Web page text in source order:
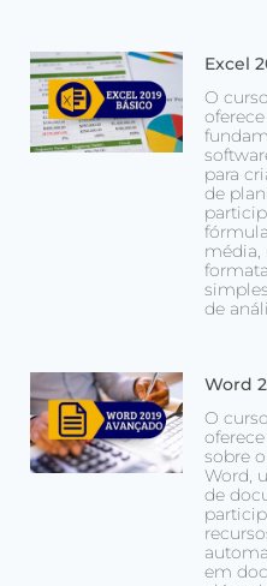
Excel
O
para
de
de
Word
O
sobre
Word,
de
em